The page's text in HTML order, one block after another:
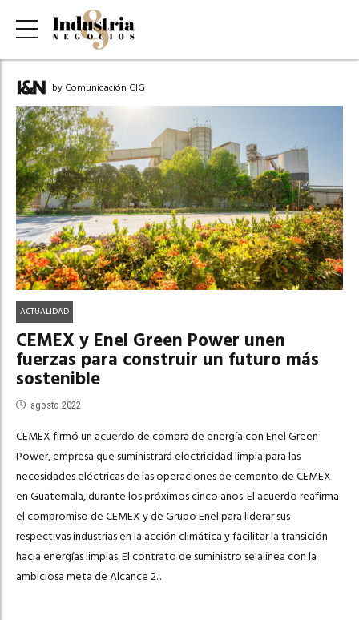
by Comunicación CIG
ACTUALIDAD
CEMEX y Enel Green Power unen
fuerzas para construir un futuro más
sostenible
agosto 2022
CEMEX firmó un acuerdo de compra de energía con Enel Green
Power, empresa que suministrará electricidad limpia para las
necesidades eléctricas de las operaciones de cemento de CEMEX
en Guatemala, durante los próximos cinco años. El acuerdo reafirma
el compromiso de CEMEX y de Grupo Enel para liderar sus
respectivas industrias en la acción climática y facilitar la transición
hacia energías limpias. El contrato de suministro se alinea con la
ambiciosa meta de Alcance 2...